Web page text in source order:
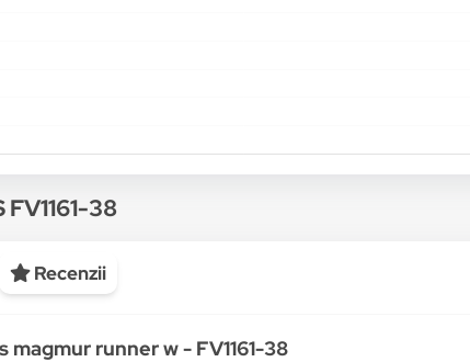
38
Recenzii
runner w - FV1161-38